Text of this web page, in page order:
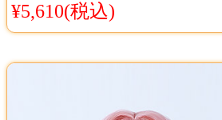
¥5,610(税込)